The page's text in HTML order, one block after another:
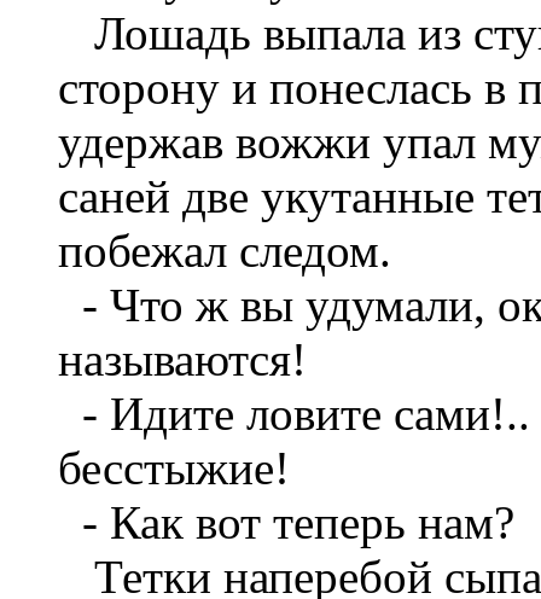
Лошадь выпала из
сторону и понеслась в
удержав вожжи упал
саней две укутанные
побежал следом.
- Что ж вы удумали,
называются!
- Идите ловите
бесстыжие!
- Как вот теперь нам?
Тетки наперебой